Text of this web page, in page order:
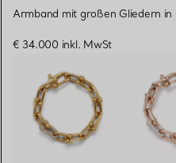
Armband mit großen Gliedern in
€ 34.000 inkl. MwSt